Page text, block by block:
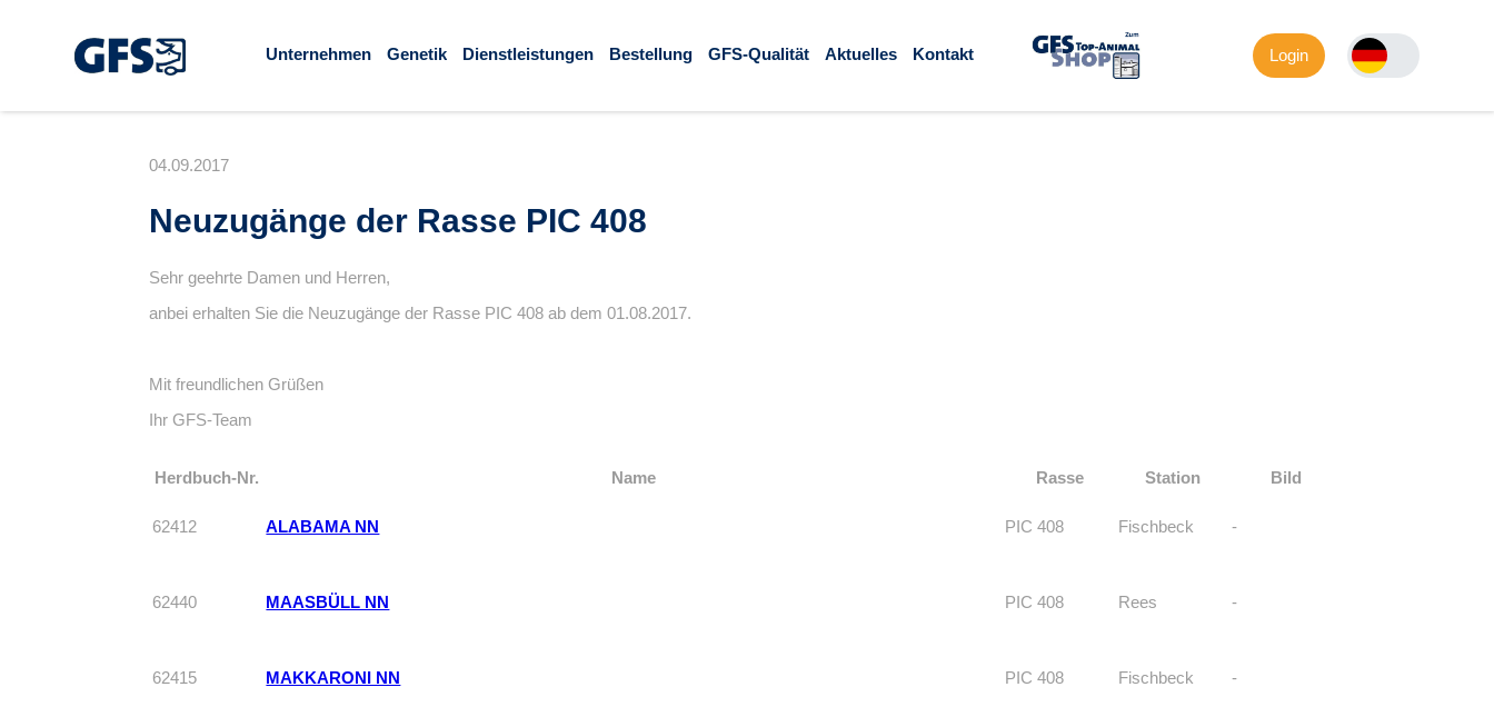
Unternehmen Genetik Dienstleistungen Bestellung GFS-Qualität Aktuelles Kontakt Login
04.09.2017
Neuzugänge der Rasse PIC 408
Sehr geehrte Damen und Herren,
anbei erhalten Sie die Neuzugänge der Rasse PIC 408 ab dem 01.08.2017.
Mit freundlichen Grüßen
Ihr GFS-Team
Herdbuch-Nr. Name Rasse Station Bild
62412 ALABAMA NN PIC 408 Fischbeck -
62440 MAASBÜLL NN PIC 408 Rees -
62415 MAKKARONI NN PIC 408 Fischbeck -